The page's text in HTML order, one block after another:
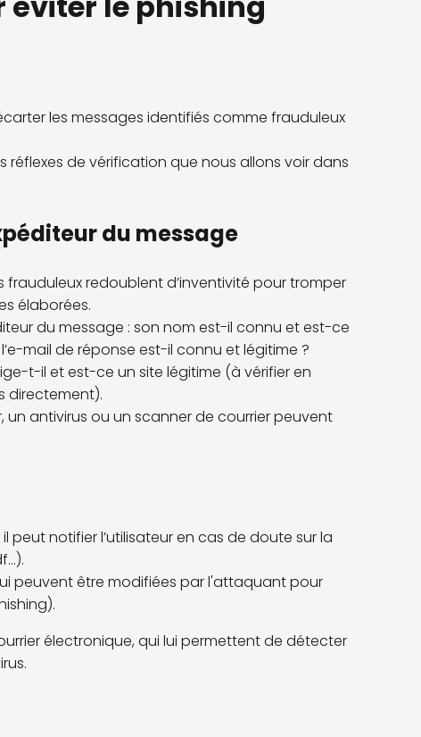
les messages identifiés comme frauduleux
de vérification que nous allons voir dans
du message
frauduleux redoublent d’inventivité pour tromper
élaborées.
du message : son nom est-il connu et est-ce
mail de réponse est-il connu et légitime ?
t-il et est-ce un site légitime (à vérifier en
directement).
un antivirus ou un scanner de courrier peuvent
peut notifier l’utilisateur en cas de doute sur la
peuvent être modifiées par l'attaquant pour
électronique, qui lui permettent de détecter